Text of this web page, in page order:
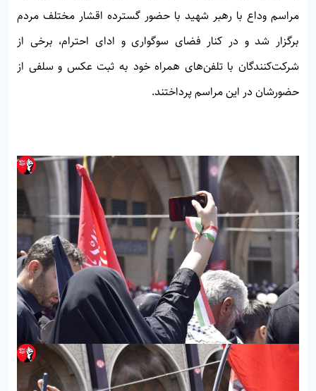
مراسم وداع با رهبر شهید با حضور گسترده اقشار مختلف مردم
برگزار شد و در کنار فضای سوگواری و ادای احترام، برخی از
شرکت‌کنندگان با تلفن‌های همراه خود به ثبت عکس و سلفی از
حضورشان در این مراسم پرداختند.